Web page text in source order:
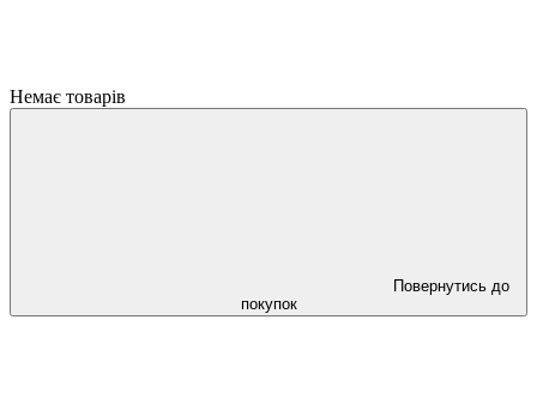
Немає товарів
Повернутись до
покупок